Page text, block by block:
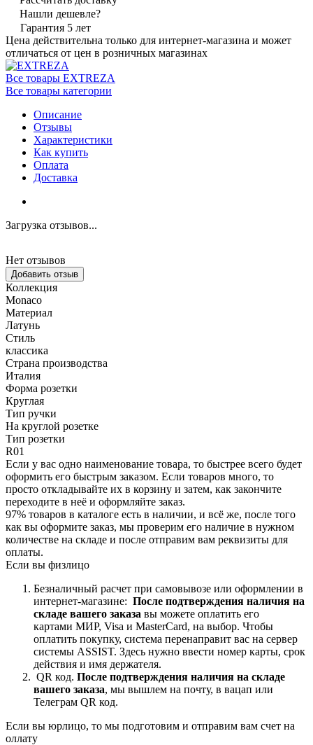
Нашли дешевле?
Гарантия 5 лет
Цена действительна только для интернет-магазина и может
отличаться от цен в розничных магазинах
Все товары EXTREZA
Все товары категории
Описание
Отзывы
Характеристики
Как купить
Оплата
Доставка
Загрузка отзывов...
Нет отзывов
Добавить отзыв
Коллекция
Monaco
Материал
Латунь
Стиль
классика
Страна производства
Италия
Форма розетки
Круглая
Тип ручки
На круглой розетке
Тип розетки
R01
Если у вас одно наименование товара, то быстрее всего будет
оформить его быстрым заказом. Если товаров много, то
просто откладывайте их в корзину и затем, как закончите
переходите в неё и оформляйте заказ.
97% товаров в каталоге есть в наличии, и всё же, после того
как вы оформите заказ, мы проверим его наличие в нужном
количестве на складе и после отправим вам реквизиты для
оплаты.
Если вы физлицо
Безналичный расчет при самовывозе или оформлении в
интернет-магазине: После подтверждения наличия на
складе вашего заказа вы можете оплатить его
картами МИР, Visa и MasterCard, на выбор. Чтобы
оплатить покупку, система перенаправит вас на сервер
системы ASSIST. Здесь нужно ввести номер карты, срок
действия и имя держателя.
QR код. После подтверждения наличия на складе
вашего заказа, мы вышлем на почту, в вацап или
Телеграм QR код.
Если вы юрлицо, то мы подготовим и отправим вам счет на
оллату